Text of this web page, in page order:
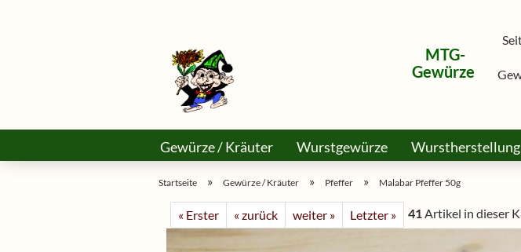
MTG-
Gewürze
Gewürze / Kräuter Wurstgewürze Wurstherstellung
Käse Selber Machen
Asiamarkt Honig Bonbons &
Startseite » Gewürze / Kräuter » Pfeffer » Malabar Pfeffer 50g
« Erster « zurück weiter » Letzter » 41Artikel in dieser